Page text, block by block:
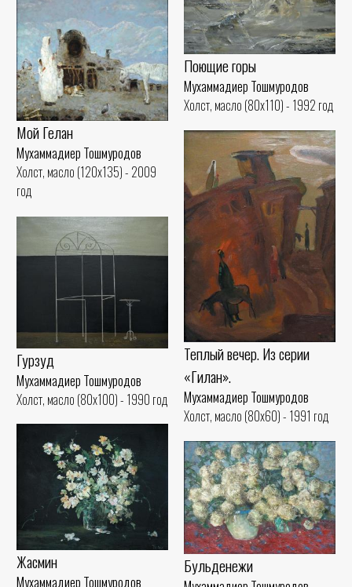
Поющие горы
Мухаммадиер Тошмуродов
Холст, масло (80x110) - 1992 год
Мой Гелан
Мухаммадиер Тошмуродов
Холст, масло (120x135) - 2009
год
Теплый вечер. Из серии
«Гилан».
Мухаммадиер Тошмуродов
Холст, масло (80x60) - 1991 год
Гурзуд
Мухаммадиер Тошмуродов
Холст, масло (80x100) - 1990 год
Жасмин
Мухаммадиер Тошмуродов
Бульденежи